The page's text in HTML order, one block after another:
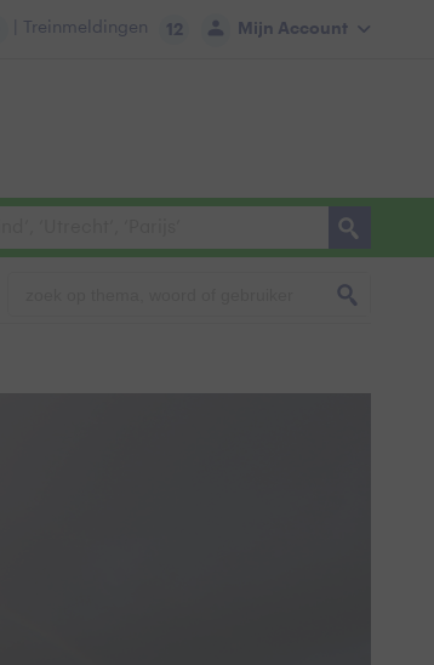
Mijn Account
| Treinmeldingen 12